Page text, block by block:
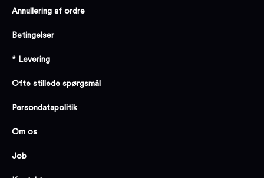
Annullering af ordre
Betingelser
* Levering
Ofte stillede spørgsmål
Persondatapolitik
Om os
Job